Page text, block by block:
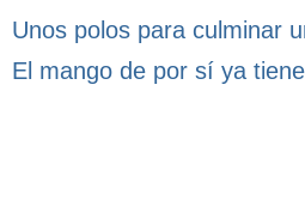
Unos polos para culminar
El mango de por sí ya